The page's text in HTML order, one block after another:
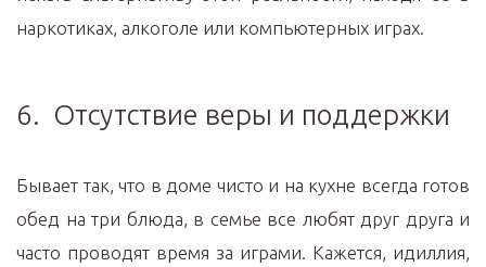
наркотиках, алкоголе или компьютерных играх.
6. Отсутствие веры и поддержки
Бывает так, что в доме чисто и на кухне всегда готов
обед на три блюда, в семье все любят друг друга и
часто проводят время за играми. Кажется, идиллия,